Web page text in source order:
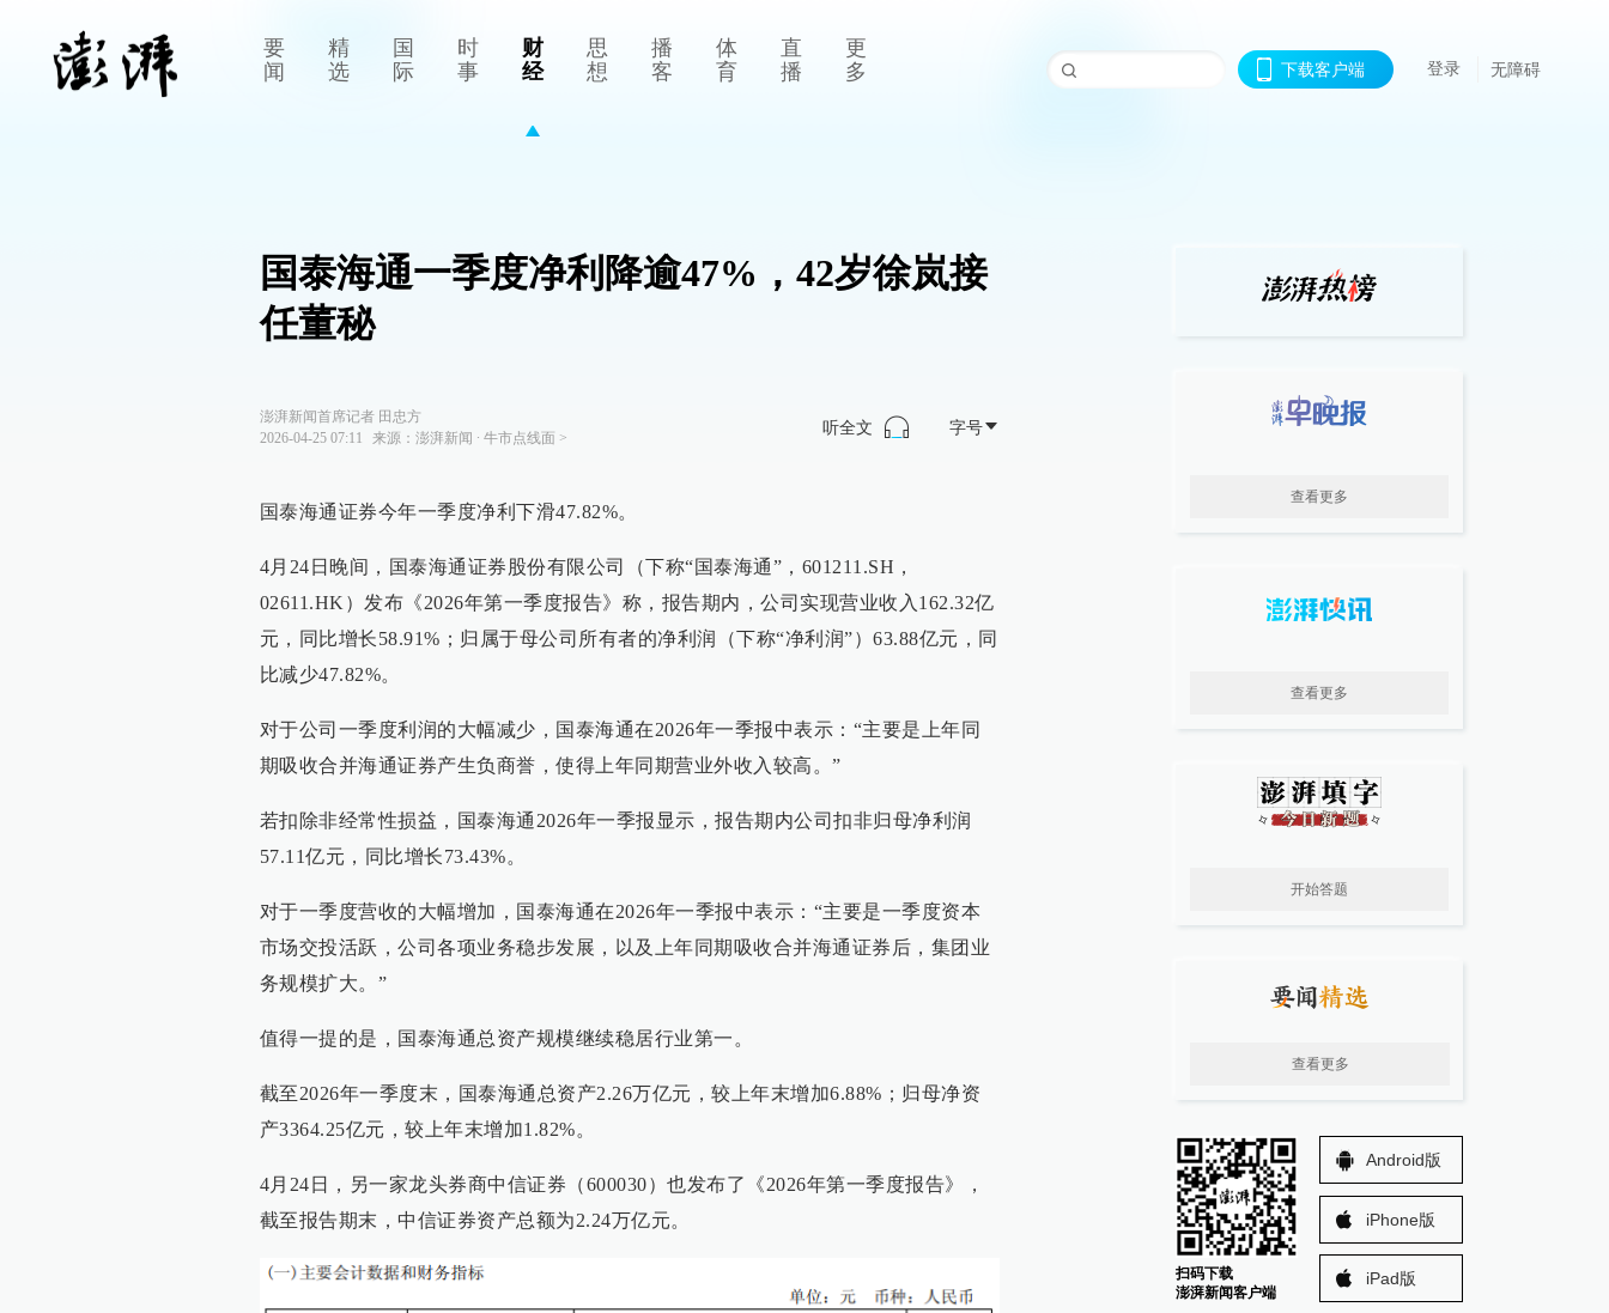
要
闻
精
选
国
际
时
事
财
经
思
想
播
客
体
育
直
播
更
多
下载客户端 登录 无障碍
国泰海通一季度净利降逾47%，42岁徐岚接
任董秘
澎湃新闻首席记者 田忠方
2026-04-25 07:11
来源： 澎湃新闻 ∙ 牛市点线面 >
听全文 字号
国泰海通证券今年一季度净利下滑47.82%。
4月24日晚间，国泰海通证券股份有限公司（下称“国泰海通”，601211.SH，
02611.HK）发布《2026年第一季度报告》称，报告期内，公司实现营业收入162.32亿
元，同比增长58.91%；归属于母公司所有者的净利润（下称“净利润”）63.88亿元，同
比减少47.82%。
对于公司一季度利润的大幅减少，国泰海通在2026年一季报中表示：“主要是上年同
期吸收合并海通证券产生负商誉，使得上年同期营业外收入较高。”
若扣除非经常性损益，国泰海通2026年一季报显示，报告期内公司扣非归母净利润
57.11亿元，同比增长73.43%。
对于一季度营收的大幅增加，国泰海通在2026年一季报中表示：“主要是一季度资本
市场交投活跃，公司各项业务稳步发展，以及上年同期吸收合并海通证券后，集团业
务规模扩大。”
值得一提的是，国泰海通总资产规模继续稳居行业第一。
截至2026年一季度末，国泰海通总资产2.26万亿元，较上年末增加6.88%；归母净资
产3364.25亿元，较上年末增加1.82%。
4月24日，另一家龙头券商中信证券（600030）也发布了《2026年第一季度报告》，
截至报告期末，中信证券资产总额为2.24万亿元。
查看更多
查看更多
开始答题
查看更多
扫码下载
澎湃新闻客户端
Android版
iPhone版
iPad版